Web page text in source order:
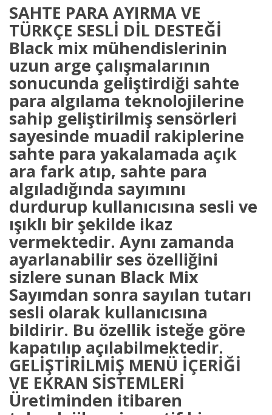
SAHTE PARA AYIRMA VE
TÜRKÇE SESLİ DİL DESTEĞİ
Black mix mühendislerinin
uzun arge çalışmalarının
sonucunda geliştirdiği sahte
para algılama teknolojilerine
sahip geliştirilmiş sensörleri
sayesinde muadil rakiplerine
sahte para yakalamada açık
ara fark atıp, sahte para
algıladığında sayımını
durdurup kullanıcısına sesli ve
ışıklı bir şekilde ikaz
vermektedir. Aynı zamanda
ayarlanabilir ses özelliğini
sizlere sunan Black Mix
Sayımdan sonra sayılan tutarı
sesli olarak kullanıcısına
bildirir. Bu özellik isteğe göre
kapatılıp açılabilmektedir.
GELİŞTİRİLMİŞ MENÜ İÇERİĞİ
VE EKRAN SİSTEMLERİ
Üretiminden itibaren